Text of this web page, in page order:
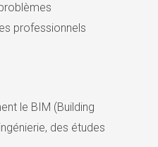
professionnels
le BIM (Building
des études